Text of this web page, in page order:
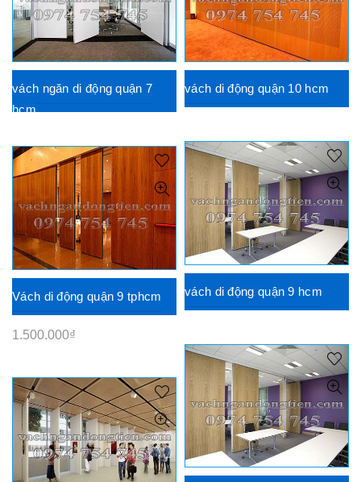
vách ngăn di động quận 7
hcm
vách di động quận 10 hcm
vách di động quận 9 hcm
Vách di động quận 9 tphcm
1.500.000₫